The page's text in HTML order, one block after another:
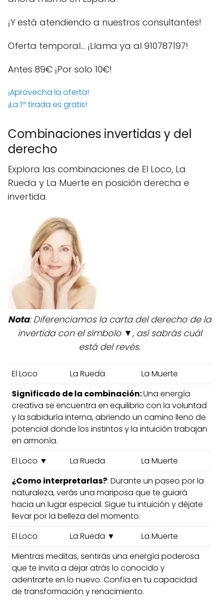
¡Y está atendiendo a nuestros consultantes!
Oferta temporal… ¡Llama ya al 910787197!
Antes 89€ ¡Por solo 10€!
¡Aprovecha la oferta!
¡La 1ª tirada es gratis!
Combinaciones invertidas y del
derecho
Explora las combinaciones de El Loco, La
Rueda y La Muerte en posición derecha e
invertida.
Nota: Diferenciamos la carta del derecho de la
invertida con el símbolo ▼, así sabrás cuál
está del revés.
El Loco La Rueda
La Muerte
Significado de la combinación:Una energía
creativa se encuentra en equilibrio con la voluntad
y la sabiduría interna, abriendo un camino lleno de
potencial donde los instintos y la intuición trabajan
en armonía.
El Loco ▼
La Rueda
La Muerte
¿Como interpretarlas?: Durante un paseo por la
naturaleza, verás una mariposa que te guiará
hacia un lugar especial. Sigue tu intuición y déjate
llevar por la belleza del momento.
El Loco
La Rueda ▼
La Muerte
Mientras meditas, sentirás una energía poderosa
que te invita a dejar atrás lo conocido y
adentrarte en lo nuevo. Confía en tu capacidad
de transformación y renacimiento.